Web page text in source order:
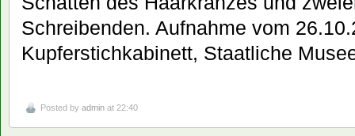
Schreibenden. Aufnahme vom
Kupferstichkabinett, Staatliche
Posted by admin at 22:40